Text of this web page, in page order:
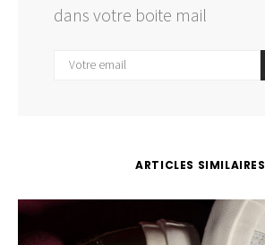
dans votre boite mail
ARTICLES SIMILAIRES